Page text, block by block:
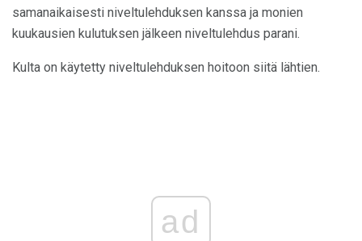
samanaikaisesti niveltulehduksen kanssa ja monien
kuukausien kulutuksen jälkeen niveltulehdus parani.
Kulta on käytetty niveltulehduksen hoitoon siitä lähtien.
ad